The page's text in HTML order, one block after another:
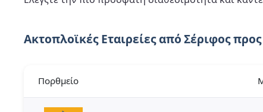
Ακτοπλοϊκές Εταιρείες από Σέριφος
Πορθμείο